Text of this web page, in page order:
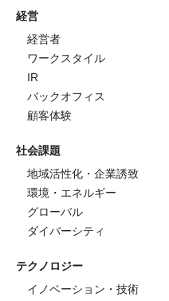
経営
経営者
ワークスタイル
IR
バックオフィス
顧客体験
社会課題
地域活性化・企業誘致
環境・エネルギー
グローバル
ダイバーシティ
テクノロジー
イノベーション・技術